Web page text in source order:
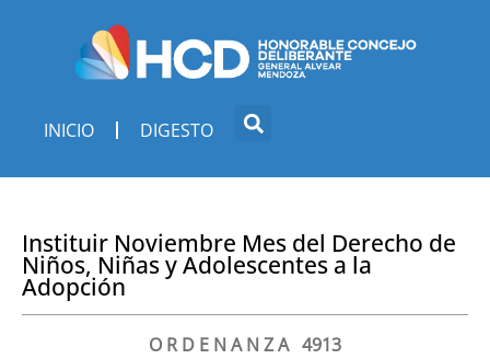
INICIO DIGESTO
Instituir Noviembre Mes del Derecho de
Niños, Niñas y Adolescentes a la
Adopción
O R D E N A N Z A 4913